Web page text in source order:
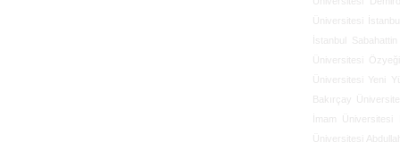
Üniversitesi
İstanbul
Üniversitesi
Üniversitesi
Yeni
Bakırçay
İmam Üniversitesi
Üniversitesi